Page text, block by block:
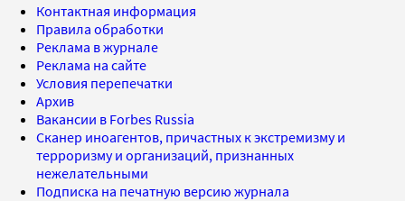
Контактная информация
Правила обработки
Реклама в журнале
Реклама на сайте
Условия перепечатки
Архив
Вакансии в Forbes Russia
Сканер иноагентов, причастных к экстремизму и
терроризму и организаций, признанных
нежелательными
Подписка на печатную версию журнала